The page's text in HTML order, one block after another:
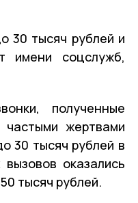
30 тысяч рублей и
соцслужб,
полученные
жертвами
30 тысяч рублей в
оказались
тысяч рублей.